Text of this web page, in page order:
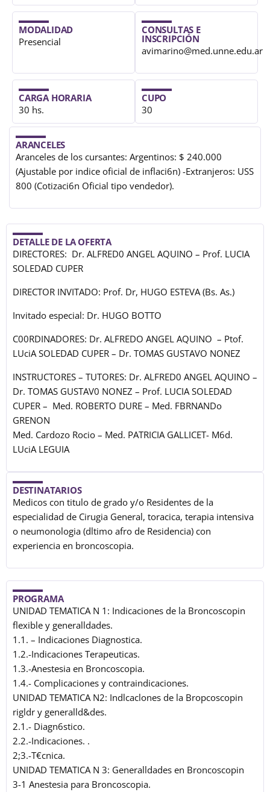
MODALIDAD
Presencial
CONSULTAS E
INSCRIPCIÓN
avimarino@med.unne.edu.ar
CARGA HORARIA
30 hs.
CUPO
30
ARANCELES
Aranceles de los cursantes: Argentinos: $ 240.000
(Ajustable por indice oficial de inflaci6n) -Extranjeros: USS
800 (Cotizaci6n Oficial tipo vendedor).
DETALLE DE LA OFERTA
DIRECTORES: Dr. ALFRED0 ANGEL AQUINO – Prof. LUCIA
SOLEDAD CUPER
DIRECTOR INVITADO: Prof. Dr, HUGO ESTEVA (Bs. As.)
Invitado especial: Dr. HUGO BOTTO
C00RDINADORES: Dr. ALFREDO ANGEL AQUINO – Ptof.
LUciA SOLEDAD CUPER – Dr. TOMAS GUSTAVO NONEZ
INSTRUCTORES – TUTORES: Dr. ALFRED0 ANGEL AQUINO –
Dr. TOMAS GUSTAV0 NONEZ – Prof. LUCIA SOLEDAD
CUPER – Med. ROBERTO DURE – Med. FBRNANDo
GRENON
Med. Cardozo Rocio – Med. PATRICIA GALLICET- M6d.
LUciA LEGUIA
DESTINATARIOS
Medicos con titulo de grado y/o Residentes de la
especialidad de Cirugia General, toracica, terapia intensiva
o neumonologia (dltimo afro de Residencia) con
experiencia en broncoscopia.
PROGRAMA
UNIDAD TEMATICA N 1: Indicaciones de la Broncoscopin
flexible y generalldades.
1.1. – Indicaciones Diagnostica.
1.2.-Indicaciones Terapeuticas.
1.3.-Anestesia en Broncoscopia.
1.4.- Complicaciones y contraindicaciones.
UNIDAD TEMATICA N2: Indlcaclones de la Bropcoscopin
rigldr y generalld&des.
2.1.- Diagn6stico.
2.2.-Indicaciones. .
2;3.-T€cnica.
UNIDAD TEMATICA N 3: Generalldades en Broncoscopin
3-1 Anestesia para Broncoscopia.